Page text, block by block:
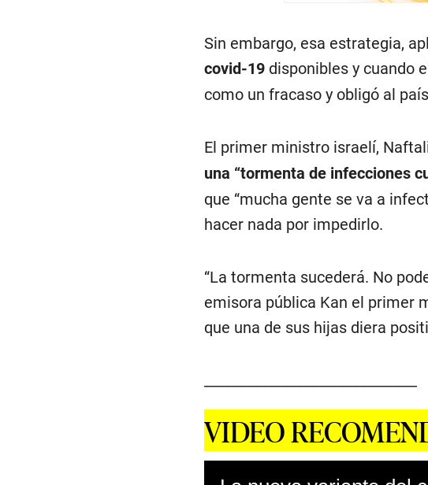
Sin embargo, esa estrategia,
covid-19 disponibles y cuando
como un fracaso y obligó al
El primer ministro israelí,
una “tormenta de infecciones
que “mucha gente se va a
hacer nada por impedirlo.
“La tormenta sucederá. No
emisora pública Kan el primer
que una de sus hijas diera
VIDEO